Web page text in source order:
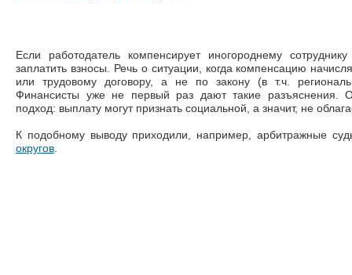
Если работодатель компенсирует иногороднему
заплатить взносы. Речь о ситуации, когда компенсацию
или трудовому договору, а не по закону (в т.ч.
Финансисты уже не первый раз дают такие разъяснения.
подход: выплату могут признать социальной, а значит, не
К подобному выводу приходили, например, арбитражные
округов.